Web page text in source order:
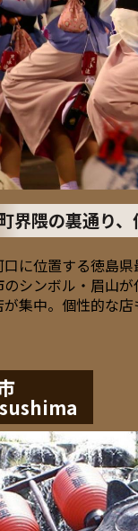
界隈の裏通り
に位置する徳島県
のシンボル・眉山
集中。個性的な店